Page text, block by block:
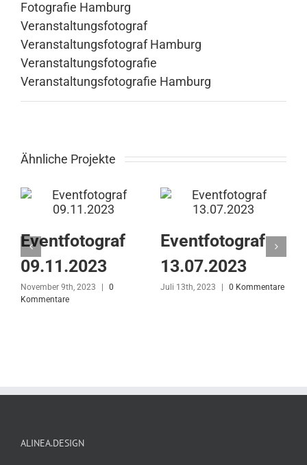
Fotografie Hamburg
Veranstaltungsfotograf
Veranstaltungsfotograf Hamburg
Veranstaltungsfotografie
Veranstaltungsfotografie Hamburg
Ähnliche Projekte
Eventfotograf
09.11.2023
November 9th, 2023
0
Kommentare
Eventfotograf
13.07.2023
Juli 13th, 2023 0 Kommentare
ALINEA.DESIGN